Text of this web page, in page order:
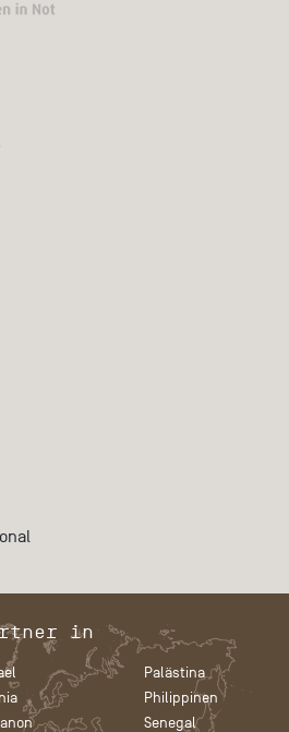
in
Palästina
Philippinen
Senegal